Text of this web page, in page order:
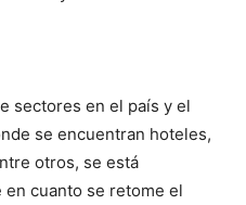
sectores en el país y el
se encuentran hoteles,
otros, se está
cuanto se retome el